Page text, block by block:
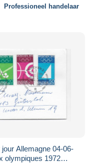
Professioneel handelaar
Allemagne 04-06-
olympiques 1972